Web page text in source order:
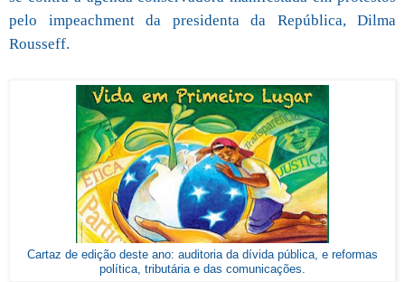
pelo impeachment da presidenta da República, Dilma
Rousseff.
Cartaz de edição deste ano: auditoria da dívida pública, e reformas
política, tributária e das comunicações.